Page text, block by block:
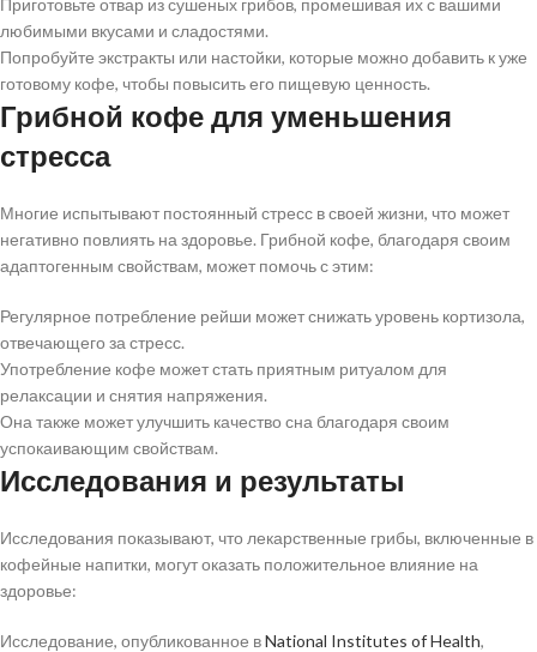
любимыми вкусами и сладостями.
Попробуйте экстракты или настойки, которые можно добавить к уже
готовому кофе, чтобы повысить его пищевую ценность.
Грибной кофе для уменьшения
стресса
Многие испытывают постоянный стресс в своей жизни, что может
негативно повлиять на здоровье. Грибной кофе, благодаря своим
адаптогенным свойствам, может помочь с этим:
Регулярное потребление рейши может снижать уровень кортизола,
отвечающего за стресс.
Употребление кофе может стать приятным ритуалом для
релаксации и снятия напряжения.
Она также может улучшить качество сна благодаря своим
успокаивающим свойствам.
Исследования и результаты
Исследования показывают, что лекарственные грибы, включенные в
кофейные напитки, могут оказать положительное влияние на
здоровье:
Исследование, опубликованное вNational Institutes of Health,